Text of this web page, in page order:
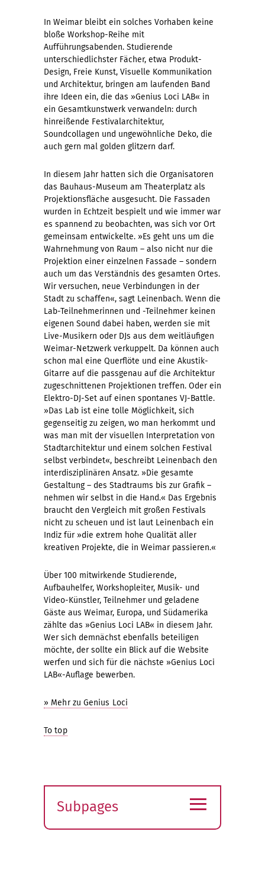
In Weimar bleibt ein solches Vorhaben keine
bloße Workshop-Reihe mit
Aufführungsabenden. Studierende
unterschiedlichster Fächer, etwa Produkt-
Design, Freie Kunst, Visuelle Kommunikation
und Architektur, bringen am laufenden Band
ihre Ideen ein, die das »Genius Loci LAB« in
ein Gesamtkunstwerk verwandeln: durch
hinreißende Festivalarchitektur,
Soundcollagen und ungewöhnliche Deko, die
auch gern mal golden glitzern darf.
In diesem Jahr hatten sich die Organisatoren
das Bauhaus-Museum am Theaterplatz als
Projektionsfläche ausgesucht. Die Fassaden
wurden in Echtzeit bespielt und wie immer war
es spannend zu beobachten, was sich vor Ort
gemeinsam entwickelte. »Es geht uns um die
Wahrnehmung von Raum – also nicht nur die
Projektion einer einzelnen Fassade – sondern
auch um das Verständnis des gesamten Ortes.
Wir versuchen, neue Verbindungen in der
Stadt zu schaffen«, sagt Leinenbach. Wenn die
Lab-Teilnehmerinnen und -Teilnehmer keinen
eigenen Sound dabei haben, werden sie mit
Live-Musikern oder DJs aus dem weitläufigen
Weimar-Netzwerk verkuppelt. Da können auch
schon mal eine Querflöte und eine Akustik-
Gitarre auf die passgenau auf die Architektur
zugeschnittenen Projektionen treffen. Oder ein
Elektro-DJ-Set auf einen spontanes VJ-Battle.
»Das Lab ist eine tolle Möglichkeit, sich
gegenseitig zu zeigen, wo man herkommt und
was man mit der visuellen Interpretation von
Stadtarchitektur und einem solchen Festival
selbst verbindet«, beschreibt Leinenbach den
interdisziplinären Ansatz. »Die gesamte
Gestaltung – des Stadtraums bis zur Grafik –
nehmen wir selbst in die Hand.« Das Ergebnis
braucht den Vergleich mit großen Festivals
nicht zu scheuen und ist laut Leinenbach ein
Indiz für »die extrem hohe Qualität aller
kreativen Projekte, die in Weimar passieren.«
Über 100 mitwirkende Studierende,
Aufbauhelfer, Workshopleiter, Musik- und
Video-Künstler, Teilnehmer und geladene
Gäste aus Weimar, Europa, und Südamerika
zählte das »Genius Loci LAB« in diesem Jahr.
Wer sich demnächst ebenfalls beteiligen
möchte, der sollte ein Blick auf die Website
werfen und sich für die nächste »Genius Loci
LAB«-Auflage bewerben.
» Mehr zu Genius Loci
To top
Subpages
≡